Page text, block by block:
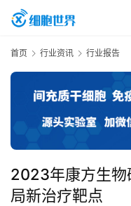
首页 行业资讯 行业报告
2023年康方生物
局新治疗靶点